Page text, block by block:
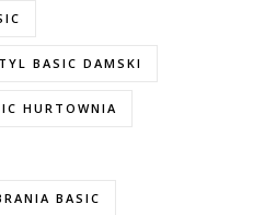
BASIC DAMSKI
HURTOWNIA
BASIC